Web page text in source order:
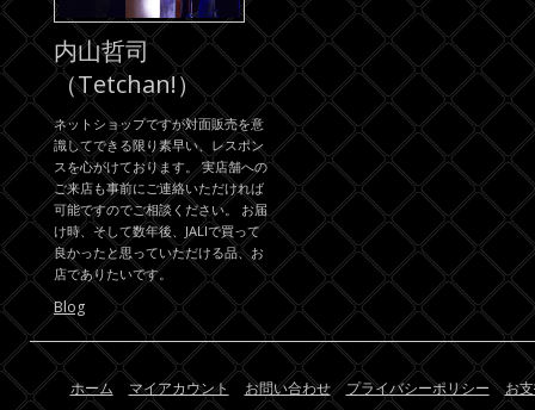
内山哲司
（Tetchan!）
ネットショップですが対面販売を意
識してできる限り素早い、レスポン
スを心がけております。 実店舗への
ご来店も事前にご連絡いただければ
可能ですのでご相談ください。 お届
け時、そして数年後、JALIで買って
良かったと思っていただける品、お
店でありたいです。
Blog
ホーム マイアカウント お問い合わせ プライバシーポリシー お